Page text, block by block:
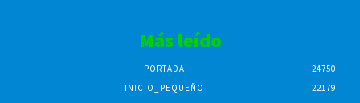
Más leído
PORTADA
24750
INICIO_PEQUEÑO
22179